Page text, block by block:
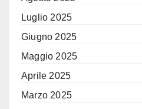
Luglio 2025
Giugno 2025
Maggio 2025
Aprile 2025
Marzo 2025